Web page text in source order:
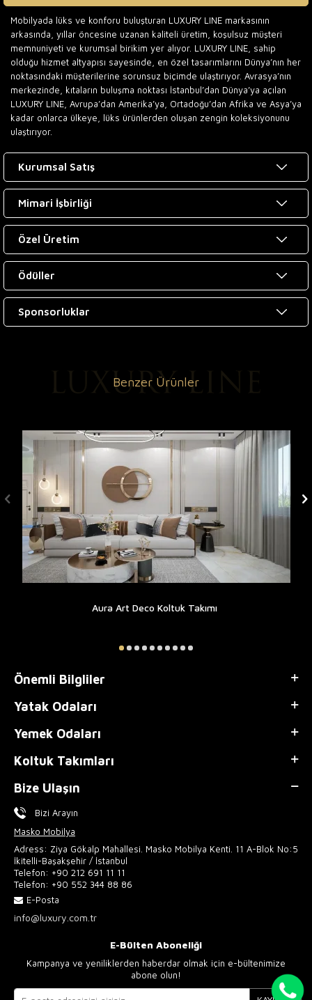
Mobilyada lüks ve konforu buluşturan LUXURY LINE markasının
arkasında, yıllar öncesine uzanan kaliteli üretim, koşulsuz müşteri
memnuniyeti ve kurumsal birikim yer alıyor. LUXURY LINE, sahip
olduğu hizmet altyapısı sayesinde, en özel tasarımlarını Dünya’nın her
noktasındaki müşterilerine sorunsuz biçimde ulaştırıyor. Avrasya’nın
merkezinde, kıtaların buluşma noktası İstanbul’dan Dünya’ya açılan
LUXURY LINE, Avrupa’dan Amerika’ya, Ortadoğu’dan Afrika ve Asya’ya
kadar onlarca ülkeye, lüks ürünlerden oluşan zengin koleksiyonunu
ulaştırıyor.
Kurumsal Satış
Mimari İşbirliği
Özel Üretim
Ödüller
Sponsorluklar
Benzer Ürünler
Aura Art Deco Koltuk Takımı
Önemli Bilgliler
Yatak Odaları
Yemek Odaları
Koltuk Takımları
Bize Ulaşın
Bizi Arayın
Masko Mobilya
Adress: Ziya Gökalp Mahallesi. Masko Mobilya Kenti. 11 A-Blok No:5
İkitelli-Başakşehir / İstanbul
Telefon: +90 212 691 11 11
Telefon: +90 552 344 88 86
E-Posta
info@luxury.com.tr
E-Bülten Aboneliği
Kampanya ve yeniliklerden haberdar olmak için e-bültenimize
abone olun!